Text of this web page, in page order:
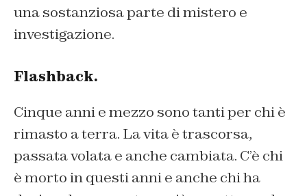
una sostanziosa parte di mistero e
investigazione.
Flashback.
Cinque anni e mezzo sono tanti per chi è
rimasto a terra. La vita è trascorsa,
passata volata e anche cambiata. C’è chi
è morto in questi anni e anche chi ha